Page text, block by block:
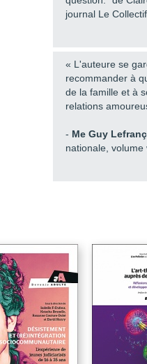
journal Le Collectif
« L'auteure se
recommander à
de la famille et à
relations
- Me Guy
nationale,